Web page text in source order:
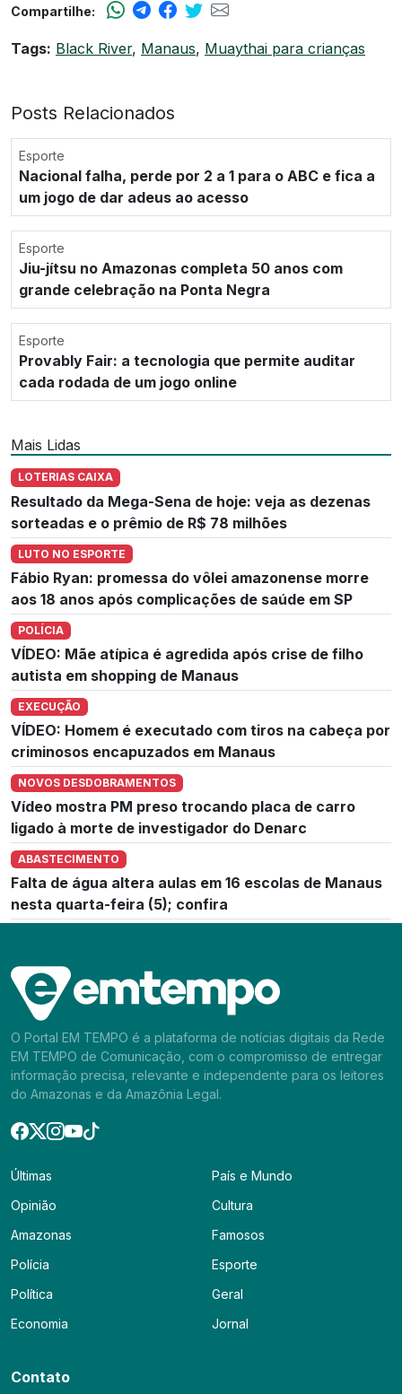
Compartilhe:
Tags: Black River, Manaus, Muaythai para crianças
Posts Relacionados
Esporte
Nacional falha, perde por 2 a 1 para o ABC e fica a
um jogo de dar adeus ao acesso
Esporte
Jiu-jítsu no Amazonas completa 50 anos com
grande celebração na Ponta Negra
Esporte
Provably Fair: a tecnologia que permite auditar
cada rodada de um jogo online
Mais Lidas
LOTERIAS CAIXA
Resultado da Mega-Sena de hoje: veja as dezenas
sorteadas e o prêmio de R$ 78 milhões
LUTO NO ESPORTE
Fábio Ryan: promessa do vôlei amazonense morre
aos 18 anos após complicações de saúde em SP
POLÍCIA
VÍDEO: Mãe atípica é agredida após crise de filho
autista em shopping de Manaus
EXECUÇÃO
VÍDEO: Homem é executado com tiros na cabeça por
criminosos encapuzados em Manaus
NOVOS DESDOBRAMENTOS
Vídeo mostra PM preso trocando placa de carro
ligado à morte de investigador do Denarc
ABASTECIMENTO
Falta de água altera aulas em 16 escolas de Manaus
nesta quarta-feira (5); confira
O Portal EM TEMPO é a plataforma de notícias digitais da Rede
EM TEMPO de Comunicação, com o compromisso de entregar
informação precisa, relevante e independente para os leitores
do Amazonas e da Amazônia Legal.
Últimas
Opinião
Amazonas
Polícia
Política
Economia
País e Mundo
Cultura
Famosos
Esporte
Geral
Jornal
Contato